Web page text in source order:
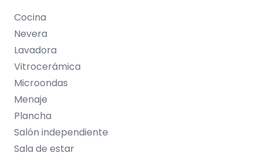
Cocina
Nevera
Lavadora
Vitrocerámica
Microondas
Menaje
Plancha
Salón independiente
Sala de estar